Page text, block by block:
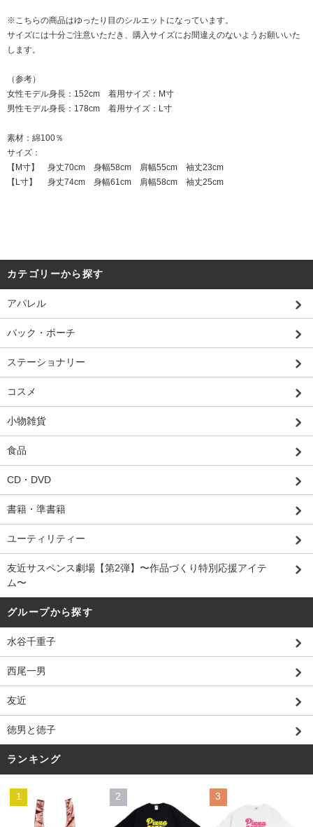
※こちらの商品はゆったり目のシルエットになっています。
サイズには十分ご注意いただき、購入サイズにお間違えのないようお願いいた
します。
（参考）
女性モデル身長：152cm 着用サイズ：M寸
男性モデル身長：178cm 着用サイズ：L寸
素材：綿100％
サイズ：
【M寸】 身丈70cm 身幅58cm 肩幅55cm 袖丈23cm
【L寸】 身丈74cm 身幅61cm 肩幅58cm 袖丈25cm
カテゴリーから探す
アパレル
バック・ポーチ
ステーショナリー
コスメ
小物雑貨
食品
CD・DVD
書籍・準書籍
ユーティリティー
友近サスペンス劇場【第2弾】〜作品づくり特別応援アイテ
ム〜
グループから探す
水谷千重子
西尾一男
友近
徳男と徳子
ランキング
1 2 3